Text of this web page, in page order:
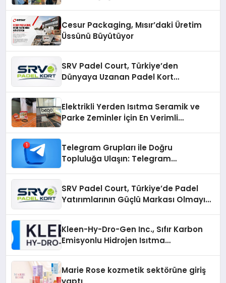
Cesur Packaging, Mısır’daki Üretim
Üssünü Büyütüyor
SRV Padel Court, Türkiye’den
Dünyaya Uzanan Padel Kort
Elektrikli Yerden Isıtma Seramik ve
Parke Zeminler İçin En Verimli
Telegram Grupları ile Doğru
Topluluğa Ulaşın: Telegram
SRV Padel Court, Türkiye’de Padel
Yatırımlarının Güçlü Markası Olmayı
Kleen-Hy-Dro-Gen Inc., Sıfır Karbon
Emisyonlu Hidrojen Isıtma
Marie Rose kozmetik sektörüne giriş